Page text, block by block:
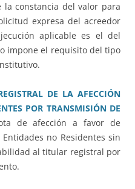
constancia del valor para
expresa del acreedor
aplicable es el del
impone el requisito del tipo
DE LA AFECCIÓN
POR TRANSMISIÓN DE
de afección a favor de
no Residentes sin
al titular registral por